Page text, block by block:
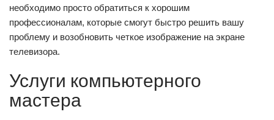
необходимо просто обратиться к хорошим
профессионалам, которые смогут быстро решить вашу
проблему и возобновить четкое изображение на экране
телевизора.
Услуги компьютерного
мастера